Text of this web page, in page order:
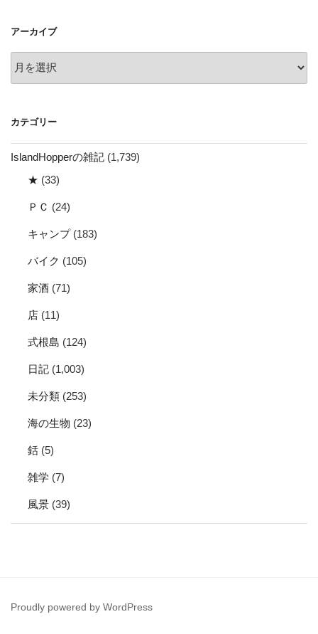
ン
アーカイブ
ー
ブ
カテゴリー
IslandHopperの雑記 (1,739)
★ (33)
ＰＣ (24)
キャンプ(183)
バイク (105)
家酒 (71)
店 (11)
式根島 (124)
日記 (1,003)
未分類 (253)
海の生物 (23)
銛 (5)
雑学 (7)
風景 (39)
Proudly powered by WordPress